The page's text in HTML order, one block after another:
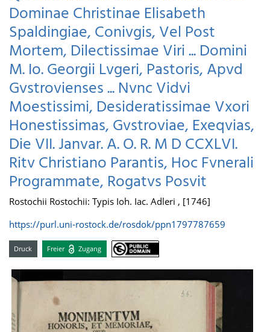
Dominae Christinae Elisabeth
Spaldingiae, Conivgis, Vel Post
Mortem, Dilectissimae Viri ... Domini
M. Io. Georgii Lvgeri, Pastoris, Apvd
Gvstrovienses ... Nvnc Vidvi
Moestissimi, Desideratissimae Vxori
Honestissimas, Gvstroviae, Exeqvias,
Die VII. Janvar. A. O. R. M D CCXLVI.
Ritv Christiano Parantis, Hoc Fvnerali
Programmate, Rogatvs Posvit
Rostochii Rostochii: Typis Ioh. Iac. Adleri , [1746]
https://purl.uni-rostock.de/rosdok/ppn1797787659
Druck Freier Zugang